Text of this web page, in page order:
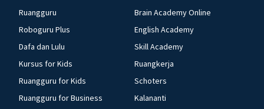
Ruangguru
Roboguru Plus
Dafa dan Lulu
Kursus for Kids
Ruangguru for Kids
Ruangguru for Business
Brain Academy Online
English Academy
Skill Academy
Ruangkerja
Schoters
Kalananti